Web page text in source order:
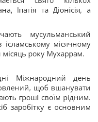
Іпатія та Діонісія, а
мусульманський
місячному
року Мухаррам.
Міжнародний день
щоб вшанувати
гроші своїм рідним.
заробітку є основним